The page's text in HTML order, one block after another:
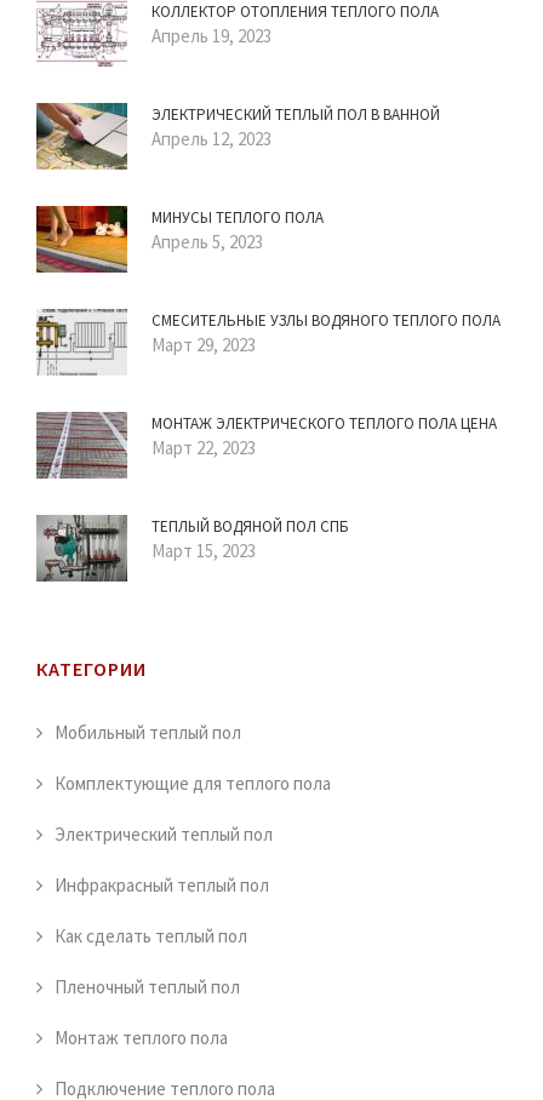
КОЛЛЕКТОР ОТОПЛЕНИЯ ТЕПЛОГО ПОЛА
Апрель 19, 2023
ЭЛЕКТРИЧЕСКИЙ ТЕПЛЫЙ ПОЛ В ВАННОЙ
Апрель 12, 2023
МИНУСЫ ТЕПЛОГО ПОЛА
Апрель 5, 2023
СМЕСИТЕЛЬНЫЕ УЗЛЫ ВОДЯНОГО ТЕПЛОГО ПОЛА
Март 29, 2023
МОНТАЖ ЭЛЕКТРИЧЕСКОГО ТЕПЛОГО ПОЛА ЦЕНА
Март 22, 2023
ТЕПЛЫЙ ВОДЯНОЙ ПОЛ СПБ
Март 15, 2023
КАТЕГОРИИ
Мобильный теплый пол
Комплектующие для теплого пола
Электрический теплый пол
Инфракрасный теплый пол
Как сделать теплый пол
Пленочный теплый пол
Монтаж теплого пола
Подключение теплого пола